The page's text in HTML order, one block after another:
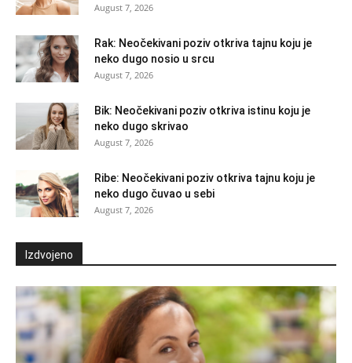
August 7, 2026
Rak: Neočekivani poziv otkriva tajnu koju je
neko dugo nosio u srcu
August 7, 2026
Bik: Neočekivani poziv otkriva istinu koju je
neko dugo skrivao
August 7, 2026
Ribe: Neočekivani poziv otkriva tajnu koju je
neko dugo čuvao u sebi
August 7, 2026
Izdvojeno